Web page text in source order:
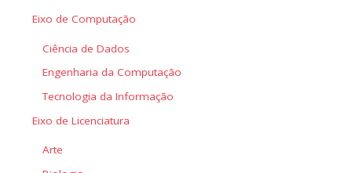
Eixo de Computação
Ciência de Dados
Engenharia da Computação
Tecnologia da Informação
Eixo de Licenciatura
Arte